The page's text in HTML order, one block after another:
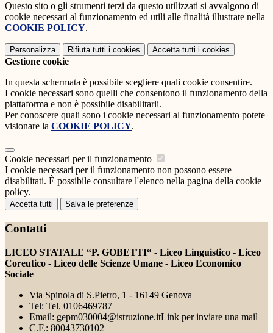
Questo sito o gli strumenti terzi da questo utilizzati si avvalgono di
cookie necessari al funzionamento ed utili alle finalità illustrate nella
COOKIE POLICY.
Personalizza Rifiuta tutti i cookies Accetta tutti i cookies
Gestione cookie
In questa schermata è possibile scegliere quali cookie consentire.
I cookie necessari sono quelli che consentono il funzionamento della
piattaforma e non è possibile disabilitarli.
Per conoscere quali sono i cookie necessari al funzionamento potete
visionare la COOKIE POLICY.
Cookie necessari per il funzionamento
I cookie necessari per il funzionamento non possono essere
disabilitati. È possibile consultare l'elenco nella pagina della cookie
policy.
Accetta tutti Salva le preferenze
Contatti
LICEO STATALE “P. GOBETTI“ - Liceo Linguistico - Liceo
Coreutico - Liceo delle Scienze Umane - Liceo Economico
Sociale
Via Spinola di S.Pietro, 1 - 16149 Genova
Tel: Tel. 0106469787
Email: gepm030004@istruzione.itLink per inviare una mail
C.F.: 80043730102